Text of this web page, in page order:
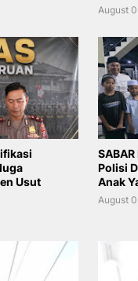
August
Usut
Polisi
Anak
August